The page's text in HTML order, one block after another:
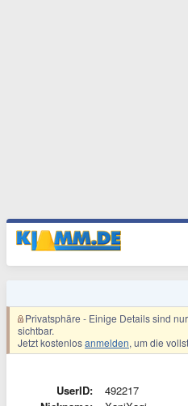
Privatsphäre - Einige Details sind
sichtbar.
Jetzt kostenlosanmelden, um die
UserID:
492217